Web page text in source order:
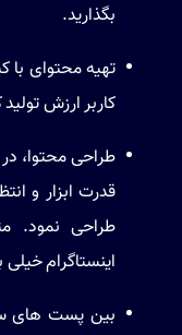
بگذارید.
تهیه محتوای با
کاربر ارزش تولید
طراحی محتوا،
قدرت ابزار و
طراحی نمود.
اینستاگرام
بین پست های